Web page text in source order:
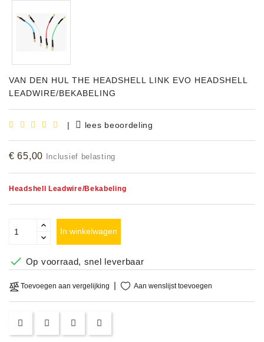
Celtic
Instruments
Bladmuziek
MODELLEN
OPRUIMING
DEMONSTRATIES
CLINICS
VAN DEN HUL THE HEADSHELL LINK EVO HEADSHELL
LEADWIRE/BEKABELING
| lees beoordeling
€ 65,00 Inclusief belasting
Headshell Leadwire/Bekabeling
In winkelwagen
 Op voorraad, snel leverbaar
Toevoegen aan vergelijking Aan wenslijst toevoegen